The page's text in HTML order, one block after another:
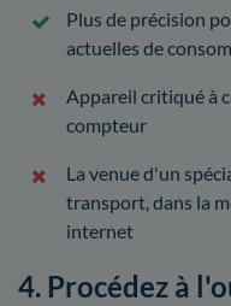
Plus de précision
actuelles de
Appareil critiqué à
compteur
La venue d'un
transport, dans la
internet
4. Procédez à